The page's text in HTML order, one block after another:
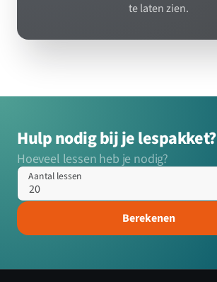
te laten zien.
Hulp nodig bij je lespakket?
Hoeveel lessen heb je nodig?
Aantal lessen
Berekenen